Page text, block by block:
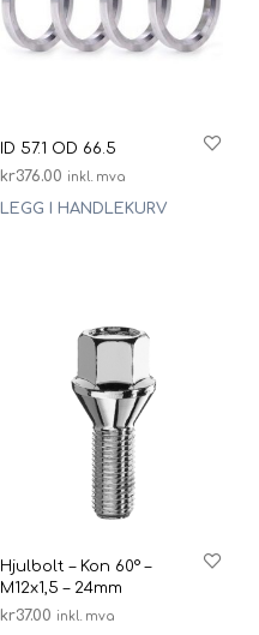
ID 57.1 OD 66.5
kr376.00 inkl. mva
LEGG I HANDLEKURV
Hjulbolt – Kon 60° –
M12x1,5 – 24mm
kr37.00 inkl. mva